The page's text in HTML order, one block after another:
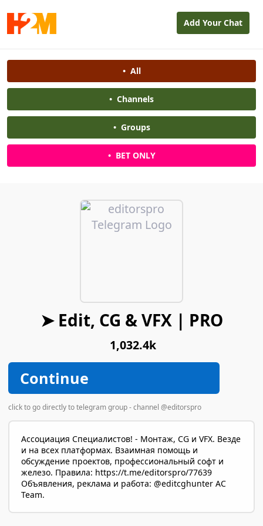
Add Your Chat
•All
• Channels
•Groups
•BET ONLY
➤ Edit, CG & VFX | PRO
1,032.4k
Continue
click to go directly to telegram group - channel @editorspro
Ассоциация Специалистов! - Монтаж, CG и VFX. Везде
и на всех платформах. Взаимная помощь и
обсуждение проектов, профессиональный софт и
железо. Правила: https://t.me/editorspro/77639
Объявления, реклама и работа: @editcghunter AC
Team.